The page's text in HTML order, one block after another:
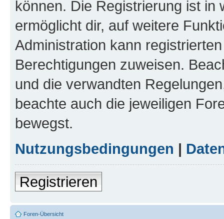
können. Die Registrierung ist in
ermöglicht dir, auf weitere
Administration kann
Berechtigungen zuweisen.
und die verwandten
beachte auch die jeweiligen
bewegst.
Nutzungsbedingungen |
Registrieren
Foren-Übersicht